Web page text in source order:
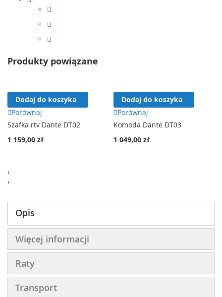
Produkty powiązane
Dodaj do koszyka
Porównaj
Szafka rtv Dante DT02
1 159,00 zł
Dodaj do koszyka
Porównaj
Komoda Dante DT03
1 049,00 zł
‹
›
Opis
Więcej informacji
Raty
Transport